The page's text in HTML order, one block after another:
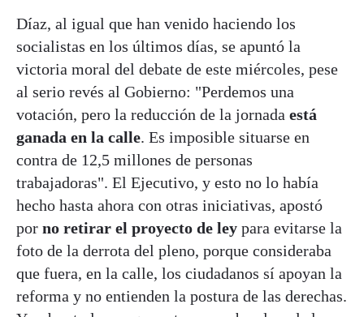
Díaz, al igual que han venido haciendo los
socialistas en los últimos días, se apuntó la
victoria moral del debate de este miércoles, pese
al serio revés al Gobierno: "Perdemos una
votación, pero la reducción de la jornada está
ganada en la calle. Es imposible situarse en
contra de 12,5 millones de personas
trabajadoras". El Ejecutivo, y esto no lo había
hecho hasta ahora con otras iniciativas, apostó
por no retirar el proyecto de ley para evitarse la
foto de la derrota del pleno, porque consideraba
que fuera, en la calle, los ciudadanos sí apoyan la
reforma y no entienden la postura de las derechas.